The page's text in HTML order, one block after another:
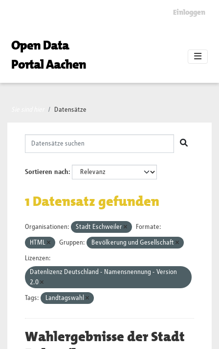
Einloggen
Open Data
Portal Aachen
Datensätze
Sortieren nach
1 Datensatz gefunden
Organisationen: Stadt Eschweiler Formate:
HTML Gruppen: Bevölkerung und Gesellschaft
Lizenzen:
Datenlizenz Deutschland - Namensnennung - Version
2.0
Tags: Landtagswahl
Wahlergebnisse der Stadt